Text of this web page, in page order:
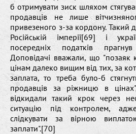
б отримувати зиск шляхом
продавців не лише
привезеного з-за кордону. Такий
Російській імперії[69] і
посередніх податків
Доповідачі вважали, що "позаяк
цінам далеко вищим від тих, за
заплата, то треба було-б
продавців за ріжницю в
відкидали такий крок через
ситуацію під контролем,
слідкувати за вірною
заплати".[70]